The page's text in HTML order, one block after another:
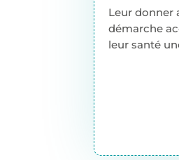
Leur donner
démarche
leur santé